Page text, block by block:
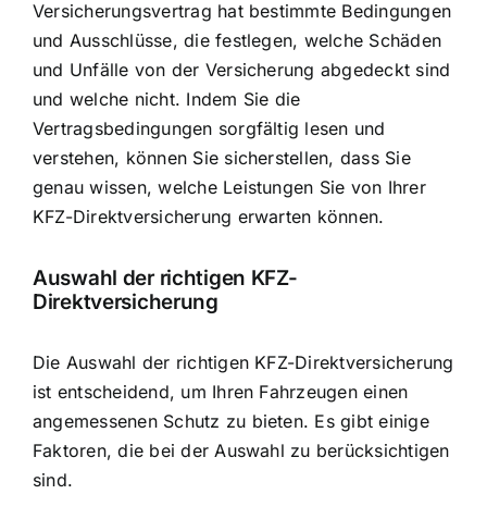
Versicherungsvertrag hat bestimmte Bedingungen
und Ausschlüsse, die festlegen, welche Schäden
und Unfälle von der Versicherung abgedeckt sind
und welche nicht. Indem Sie die
Vertragsbedingungen sorgfältig lesen und
verstehen, können Sie sicherstellen, dass Sie
genau wissen, welche Leistungen Sie von Ihrer
KFZ-Direktversicherung erwarten können.
Auswahl der richtigen KFZ-
Direktversicherung
Die Auswahl der richtigen KFZ-Direktversicherung
ist entscheidend, um Ihren Fahrzeugen einen
angemessenen Schutz zu bieten. Es gibt einige
Faktoren, die bei der Auswahl zu berücksichtigen
sind.